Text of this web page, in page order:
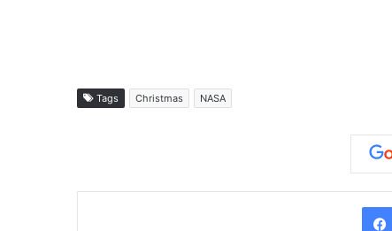
Tags Christmas NASA